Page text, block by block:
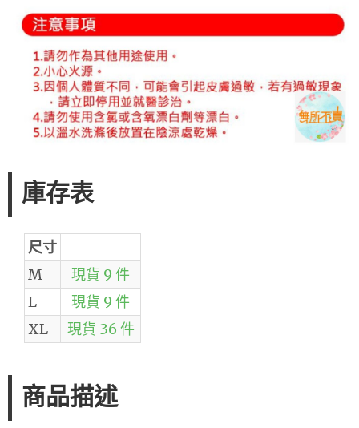
庫存表
尺寸
M
現貨 9 件
L
現貨 9 件
XL
現貨 36 件
商品描述